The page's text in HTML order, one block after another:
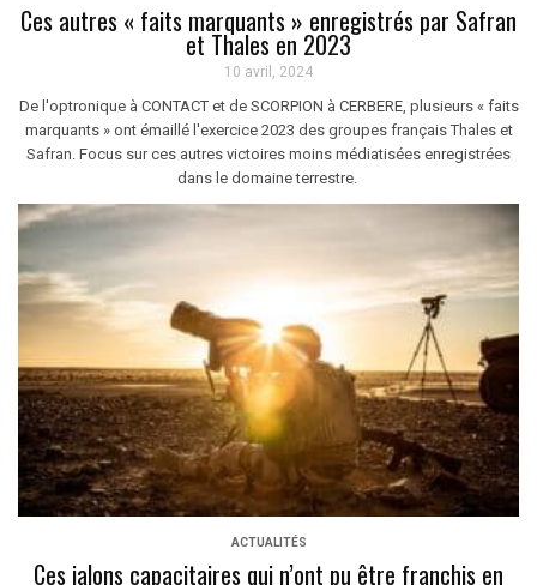
Ces autres « faits marquants » enregistrés par Safran
et Thales en 2023
10 avril, 2024
De l'optronique à CONTACT et de SCORPION à CERBERE, plusieurs « faits
marquants » ont émaillé l'exercice 2023 des groupes français Thales et
Safran. Focus sur ces autres victoires moins médiatisées enregistrées
dans le domaine terrestre.
ACTUALITÉS
Ces jalons capacitaires qui n’ont pu être franchis en